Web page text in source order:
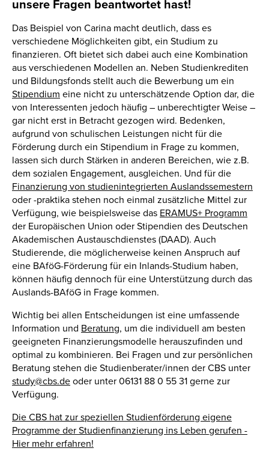
unsere Fragen beantwortet hast!
Das Beispiel von Carina macht deutlich, dass es
verschiedene Möglichkeiten gibt, ein Studium zu
finanzieren. Oft bietet sich dabei auch eine Kombination
aus verschiedenen Modellen an. Neben Studienkrediten
und Bildungsfonds stellt auch die Bewerbung um ein
Stipendium eine nicht zu unterschätzende Option dar, die
von Interessenten jedoch häufig – unberechtigter Weise –
gar nicht erst in Betracht gezogen wird. Bedenken,
aufgrund von schulischen Leistungen nicht für die
Förderung durch ein Stipendium in Frage zu kommen,
lassen sich durch Stärken in anderen Bereichen, wie z.B.
dem sozialen Engagement, ausgleichen. Und für die
Finanzierung von studienintegrierten Auslandssemestern
oder -praktika stehen noch einmal zusätzliche Mittel zur
Verfügung, wie beispielsweise das ERAMUS+ Programm
der Europäischen Union oder Stipendien des Deutschen
Akademischen Austauschdienstes (DAAD). Auch
Studierende, die möglicherweise keinen Anspruch auf
eine BAföG-Förderung für ein Inlands-Studium haben,
können häufig dennoch für eine Unterstützung durch das
Auslands-BAföG in Frage kommen.
Wichtig bei allen Entscheidungen ist eine umfassende
Information und Beratung, um die individuell am besten
geeigneten Finanzierungsmodelle herauszufinden und
optimal zu kombinieren. Bei Fragen und zur persönlichen
Beratung stehen die Studienberater/innen der CBS unter
study@cbs.de oder unter 06131 88 0 55 31 gerne zur
Verfügung.
Die CBS hat zur speziellen Studienförderung eigene
Programme der Studienfinanzierung ins Leben gerufen -
Hier mehr erfahren!